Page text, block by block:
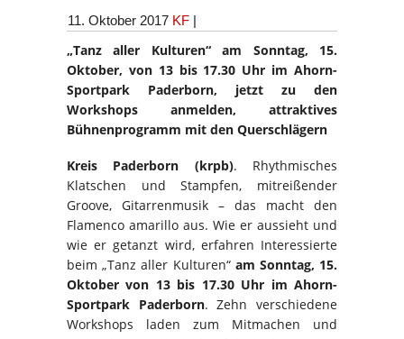
11. Oktober 2017 KF |
„Tanz aller Kulturen“ am Sonntag, 15.
Oktober, von 13 bis 17.30 Uhr im Ahorn-
Sportpark Paderborn, jetzt zu den
Workshops anmelden, attraktives
Bühnenprogramm mit den Querschlägern
Kreis Paderborn (krpb). Rhythmisches
Klatschen und Stampfen, mitreißender
Groove, Gitarrenmusik – das macht den
Flamenco amarillo aus. Wie er aussieht und
wie er getanzt wird, erfahren Interessierte
beim „Tanz aller Kulturen“am Sonntag, 15.
Oktober von 13 bis 17.30 Uhr im Ahorn-
Sportpark Paderborn. Zehn verschiedene
Workshops laden zum Mitmachen und